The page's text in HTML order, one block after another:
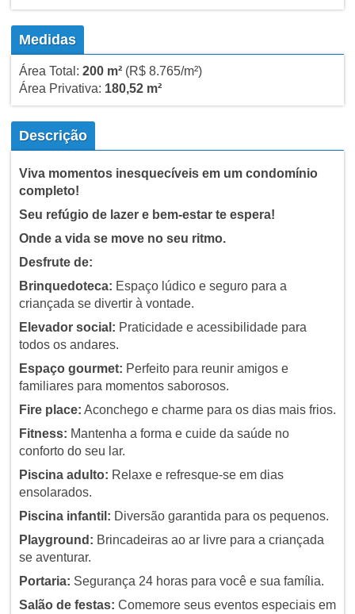
Medidas
Área Total: 200 m²(R$ 8.765/m²)
Área Privativa: 180,52 m²
Descrição
Viva momentos inesquecíveis em um condomínio
completo!
Seu refúgio de lazer e bem-estar te espera!
Onde a vida se move no seu ritmo.
Desfrute de:
Brinquedoteca: Espaço lúdico e seguro para a
criançada se divertir à vontade.
Elevador social: Praticidade e acessibilidade para
todos os andares.
Espaço gourmet: Perfeito para reunir amigos e
familiares para momentos saborosos.
Fire place: Aconchego e charme para os dias mais frios.
Fitness: Mantenha a forma e cuide da saúde no
conforto do seu lar.
Piscina adulto: Relaxe e refresque-se em dias
ensolarados.
Piscina infantil: Diversão garantida para os pequenos.
Playground: Brincadeiras ao ar livre para a criançada
se aventurar.
Portaria: Segurança 24 horas para você e sua família.
Salão de festas: Comemore seus eventos especiais em